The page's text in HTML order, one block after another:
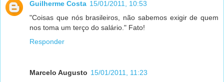
Guilherme Costa 15/01/2011, 10:53
"Coisas que nós brasileiros, não sabemos exigir de quem
nos toma um terço do salário." Fato!
Responder
Marcelo Augusto 15/01/2011, 11:23